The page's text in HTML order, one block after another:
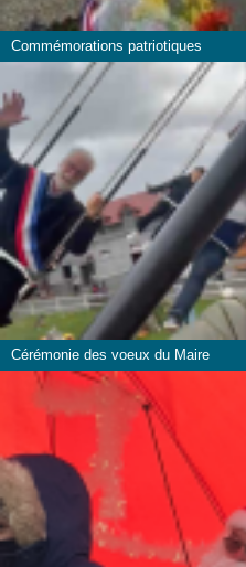
Commémorations patriotiques
Cérémonie des voeux du Maire